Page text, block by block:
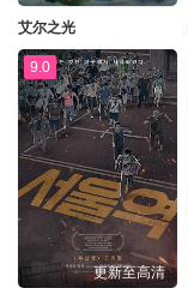
艾尔之光
9.0
更新至高清